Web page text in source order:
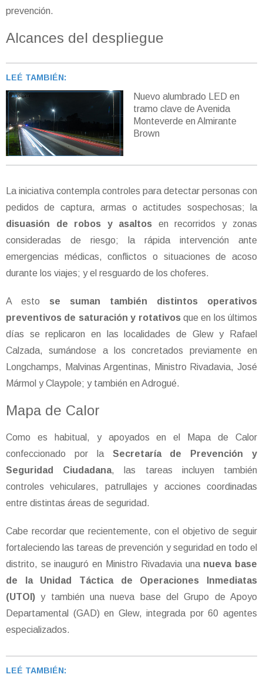
prevención.
Alcances del despliegue
LEÉ TAMBIÉN:
Nuevo alumbrado LED en
tramo clave de Avenida
Monteverde en Almirante
Brown
La iniciativa contempla controles para detectar personas con
pedidos de captura, armas o actitudes sospechosas; la
disuasión de robos y asaltos en recorridos y zonas
consideradas de riesgo; la rápida intervención ante
emergencias médicas, conflictos o situaciones de acoso
durante los viajes; y el resguardo de los choferes.
A esto se suman también distintos operativos
preventivos de saturación y rotativos que en los últimos
días se replicaron en las localidades de Glew y Rafael
Calzada, sumándose a los concretados previamente en
Longchamps, Malvinas Argentinas, Ministro Rivadavia, José
Mármol y Claypole; y también en Adrogué.
Mapa de Calor
Como es habitual, y apoyados en el Mapa de Calor
confeccionado por laSecretaría de Prevención y
Seguridad Ciudadana, las tareas incluyen también
controles vehiculares, patrullajes y acciones coordinadas
entre distintas áreas de seguridad.
Cabe recordar que recientemente, con el objetivo de seguir
fortaleciendo las tareas de prevención y seguridad en todo el
distrito, se inauguró en Ministro Rivadavia una nueva base
de la Unidad Táctica de Operaciones Inmediatas
(UTOI) y también una nueva base del Grupo de Apoyo
Departamental (GAD) en Glew, integrada por 60 agentes
especializados.
LEÉ TAMBIÉN: